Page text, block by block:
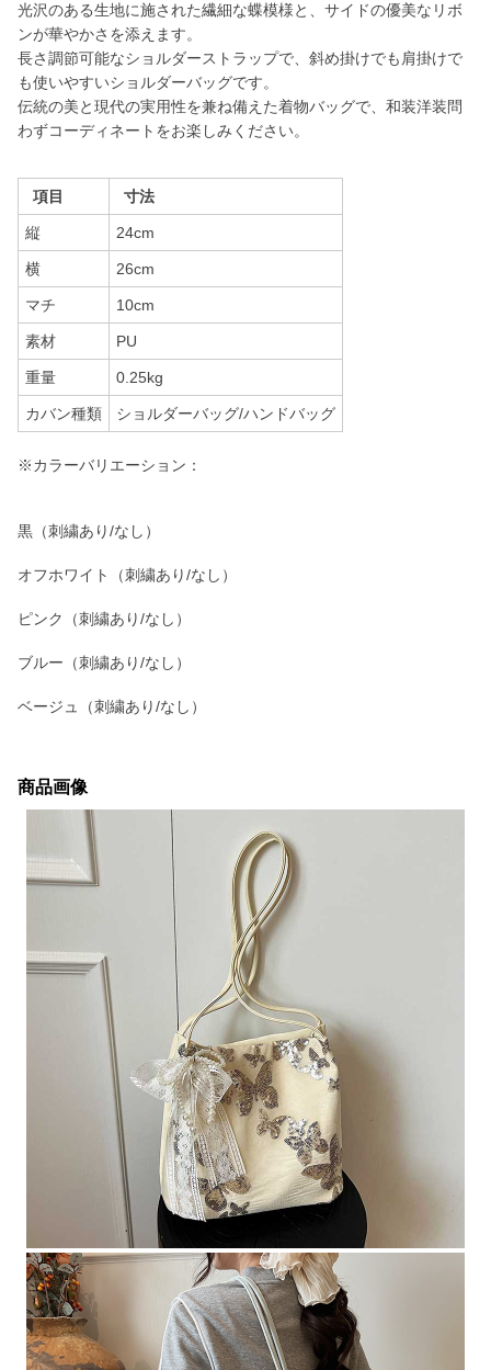
光沢のある生地に施された繊細な蝶模様と、サイドの優美なリボ
ンが華やかさを添えます。
長さ調節可能なショルダーストラップで、斜め掛けでも肩掛けで
も使いやすいショルダーバッグです。
伝統の美と現代の実用性を兼ね備えた着物バッグで、和装洋装問
わずコーディネートをお楽しみください。
項目 寸法
縦 24cm
横 26cm
マチ 10cm
素材 PU
重量 0.25kg
カバン種類 ショルダーバッグ/ハンドバッグ
※カラーバリエーション：
黒（刺繍あり/なし）
オフホワイト（刺繍あり/なし）
ピンク（刺繍あり/なし）
ブルー（刺繍あり/なし）
ベージュ（刺繍あり/なし）
商品画像